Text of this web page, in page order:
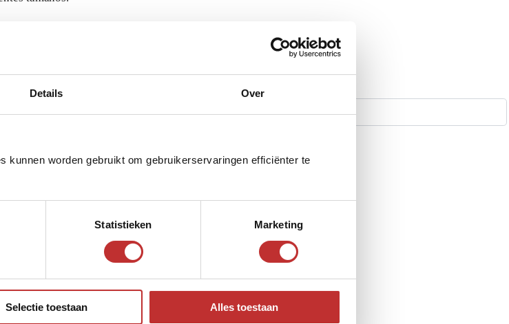
Details Over
kunnen worden gebruikt om gebruikerservaringen efficiënter te
Statistieken Marketing
Selectie toestaan Alles toestaan